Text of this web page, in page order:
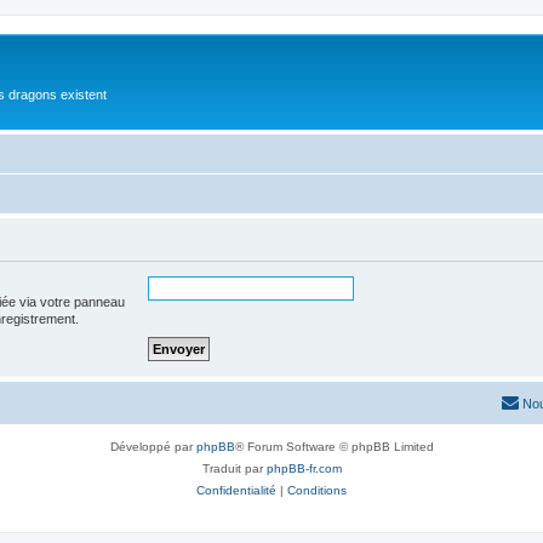
dragons existent
via votre panneau
Développé parphpBB® Forum Software © phpBB Limited
Traduit parphpBB-fr.com
Confidentialité | Conditions